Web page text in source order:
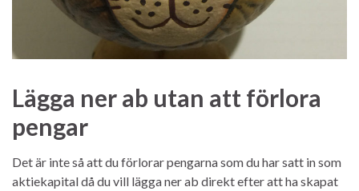
Lägga ner ab utan att förlora
pengar
Det är inte så att du förlorar pengarna som du har satt in som
aktiekapital då du vill lägga ner ab direkt efter att ha skapat